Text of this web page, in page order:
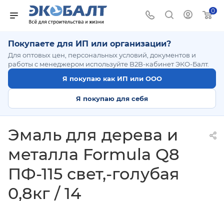
0
Покупаете для ИП или организации?
Для оптовых цен, персональных условий, документов и
работы с менеджером используйте B2B-кабинет ЭКО-Балт.
Я покупаю как ИП или ООО
Я покупаю для себя
Эмаль для дерева и
металла Formula Q8
ПФ-115 свет,-голубая
0,8кг / 14